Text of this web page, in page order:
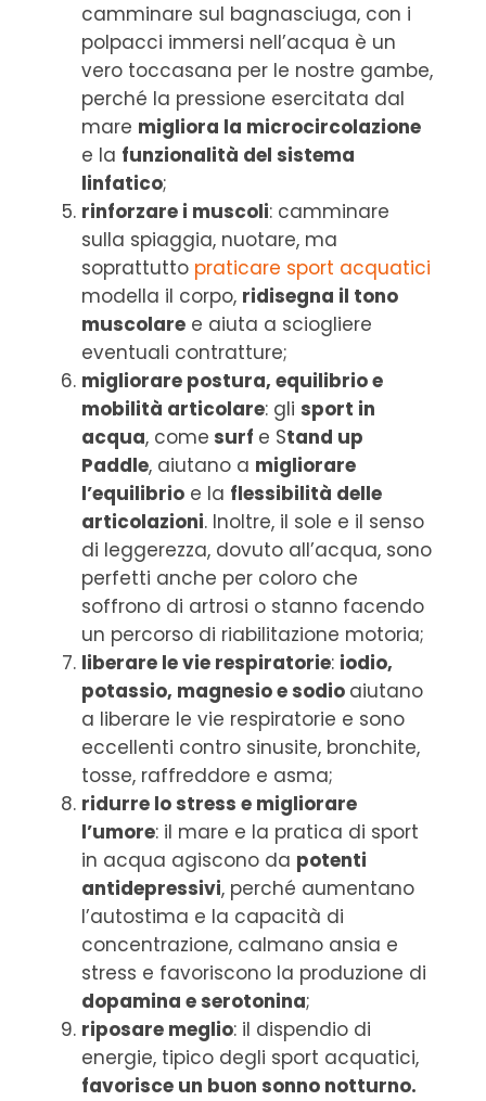
camminare sul bagnasciuga, con i
polpacci immersi nell’acqua è un
vero toccasana per le nostre gambe,
perché la pressione esercitata dal
mare migliora la microcircolazione
e la funzionalità del sistema
linfatico;
rinforzare i muscoli: camminare
sulla spiaggia, nuotare, ma
soprattutto praticare sport acquatici
modella il corpo, ridisegna il tono
muscolaree aiuta a sciogliere
eventuali contratture;
migliorare postura, equilibrio e
mobilità articolare: gli sport in
acqua, come surf e Stand up
Paddle, aiutano a migliorare
l’equilibrioe la flessibilità delle
articolazioni. Inoltre, il sole e il senso
di leggerezza, dovuto all’acqua, sono
perfetti anche per coloro che
soffrono di artrosi o stanno facendo
un percorso di riabilitazione motoria;
liberare le vie respiratorie: iodio,
potassio, magnesio e sodio aiutano
a liberare le vie respiratorie e sono
eccellenti contro sinusite, bronchite,
tosse, raffreddore e asma;
ridurre lo stress e migliorare
l’umore: il mare e la pratica di sport
in acqua agiscono da potenti
antidepressivi, perché aumentano
l’autostima e la capacità di
concentrazione, calmano ansia e
stress e favoriscono la produzione di
dopamina e serotonina;
riposare meglio: il dispendio di
energie, tipico degli sport acquatici,
favorisce un buon sonno notturno.